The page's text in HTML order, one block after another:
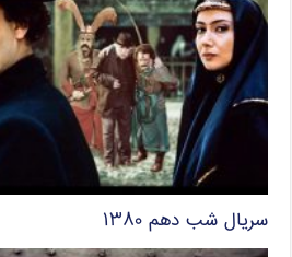
سریال شب دهم ۱۳۸۰